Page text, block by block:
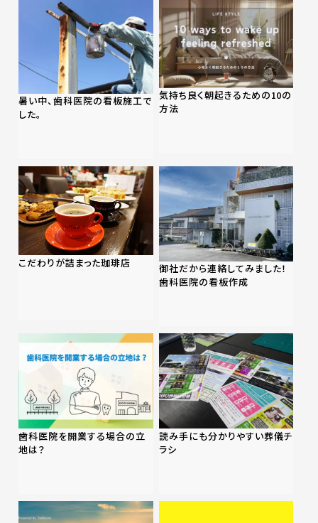
暑い中、歯科医院の看板施工で
した。
気持ち良く朝起きるための10の
方法
こだわりが詰まった珈琲店
御社だから連絡してみました！
歯科医院の看板作成
歯科医院を開業する場合の立
地は？
読み手にも分かりやすい葬儀チ
ラシ